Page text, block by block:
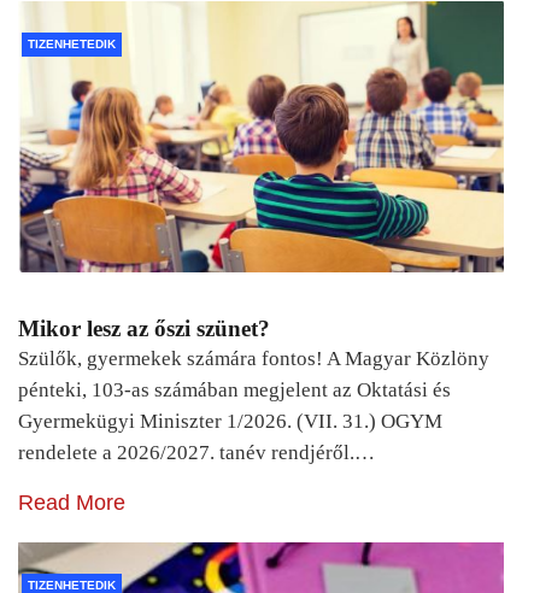
TIZENHETEDIK
Mikor lesz az őszi szünet?
Szülők, gyermekek számára fontos! A Magyar Közlöny
pénteki, 103-as számában megjelent az Oktatási és
Gyermekügyi Miniszter 1/2026. (VII. 31.) OGYM
rendelete a 2026/2027. tanév rendjéről.…
Read More
TIZENHETEDIK